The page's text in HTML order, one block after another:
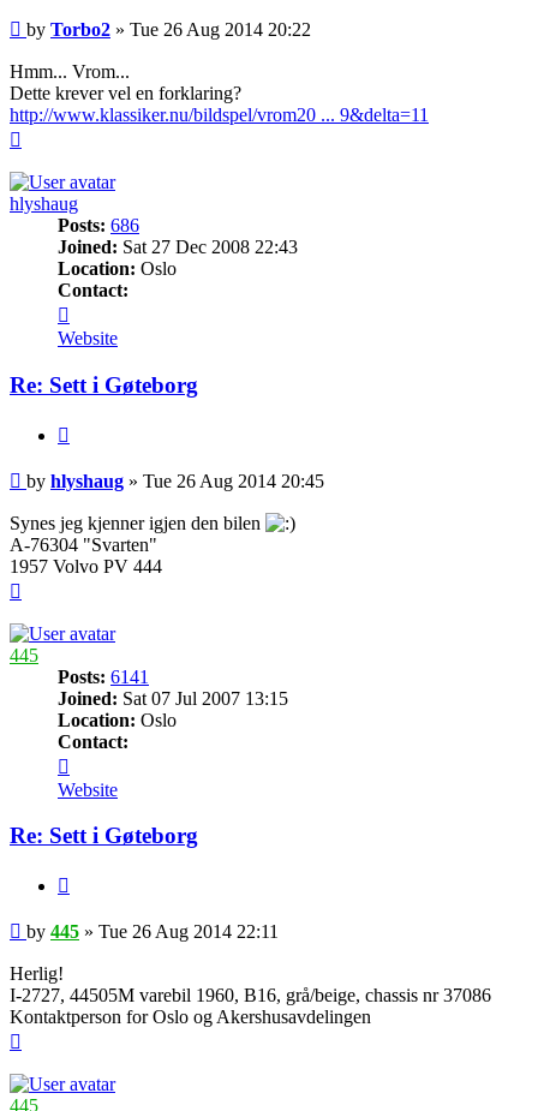
Post
by Torbo2 » Tue 26 Aug 2014 20:22
Hmm... Vrom...
Dette krever vel en forklaring?
http://www.klassiker.nu/bildspel/vrom20 ... 9&delta=11
hlyshaug
Posts: 686
Joined: Sat 27 Dec 2008 22:43
Location: Oslo
Contact:
hlyshaug
Website
Re: Sett i Gøteborg
Post
by hlyshaug » Tue 26 Aug 2014 20:45
Synes jeg kjenner igjen den bilen
A-76304 "Svarten"
1957 Volvo PV 444
445
Posts: 6141
Joined: Sat 07 Jul 2007 13:15
Location: Oslo
Contact:
445
Website
Re: Sett i Gøteborg
Post
by 445 » Tue 26 Aug 2014 22:11
Herlig!
I-2727, 44505M varebil 1960, B16, grå/beige, chassis nr 37086
Kontaktperson for Oslo og Akershusavdelingen
445